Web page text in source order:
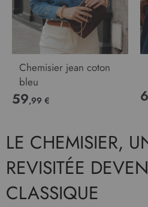
Chemisier jean coton
bleu
59,99 €
LE CHEMISIER,
REVISITÉE
CLASSIQUE